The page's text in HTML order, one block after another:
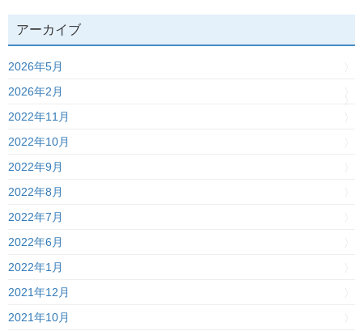
アーカイブ
2026年5月
2026年2月
2022年11月
2022年10月
2022年9月
2022年8月
2022年7月
2022年6月
2022年1月
2021年12月
2021年10月